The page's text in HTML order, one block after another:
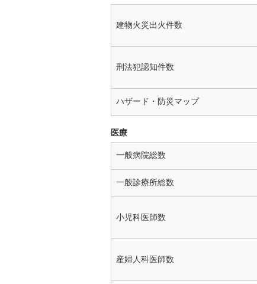
建物火災出火件数
刑法犯認知件数
ハザード・防災マップ
医療
一般病院総数
一般診療所総数
小児科医師数
産婦人科医師数